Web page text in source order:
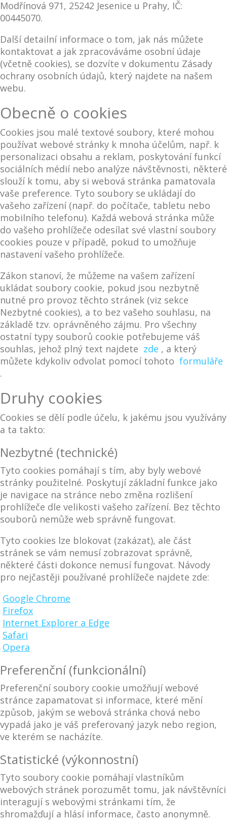
Modřínová 971, 25242 Jesenice u Prahy, IČ:
00445070.
Další detailní informace o tom, jak nás můžete
kontaktovat a jak zpracováváme osobní údaje
(včetně cookies), se dozvíte v dokumentu Zásady
ochrany osobních údajů, který najdete na našem
webu.
Obecně o cookies
Cookies jsou malé textové soubory, které mohou
používat webové stránky k mnoha účelům, např. k
personalizaci obsahu a reklam, poskytování funkcí
sociálních médií nebo analýze návštěvnosti, některé
slouží k tomu, aby si webová stránka pamatovala
vaše preference. Tyto soubory se ukládají do
vašeho zařízení (např. do počítače, tabletu nebo
mobilního telefonu). Každá webová stránka může
do vašeho prohlížeče odesílat své vlastní soubory
cookies pouze v případě, pokud to umožňuje
nastavení vašeho prohlížeče.
Zákon stanoví, že můžeme na vašem zařízení
ukládat soubory cookie, pokud jsou nezbytně
nutné pro provoz těchto stránek (viz sekce
Nezbytné cookies), a to bez vašeho souhlasu, na
základě tzv. oprávněného zájmu. Pro všechny
ostatní typy souborů cookie potřebujeme váš
souhlas, jehož plný text najdete zde , a který
můžete kdykoliv odvolat pomocí tohoto formuláře
.
Druhy cookies
Cookies se dělí podle účelu, k jakému jsou využívány
a ta takto:
Nezbytné (technické)
Tyto cookies pomáhají s tím, aby byly webové
stránky použitelné. Poskytují základní funkce jako
je navigace na stránce nebo změna rozlišení
prohlížeče dle velikosti vašeho zařízení. Bez těchto
souborů nemůže web správně fungovat.
Tyto cookies lze blokovat (zakázat), ale část
stránek se vám nemusí zobrazovat správně,
některé části dokonce nemusí fungovat. Návody
pro nejčastěji používané prohlížeče najdete zde:
Google Chrome
Firefox
Internet Explorer a Edge
Safari
Opera
Preferenční (funkcionální)
Preferenční soubory cookie umožňují webové
stránce zapamatovat si informace, které mění
způsob, jakým se webová stránka chová nebo
vypadá jako je váš preferovaný jazyk nebo region,
ve kterém se nacházíte.
Statistické (výkonnostní)
Tyto soubory cookie pomáhají vlastníkům
webových stránek porozumět tomu, jak návštěvníci
interagují s webovými stránkami tím, že
shromažďují a hlásí informace, často anonymně.